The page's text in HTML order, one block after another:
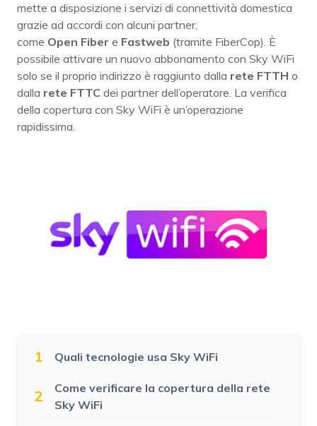
mette a disposizione i servizi di connettività domestica
grazie ad accordi con alcuni partner,
come Open Fiber e Fastweb (tramite FiberCop). È
possibile attivare un nuovo abbonamento con Sky WiFi
solo se il proprio indirizzo è raggiunto dalla rete FTTH o
dalla rete FTTC dei partner dell’operatore. La verifica
della copertura con Sky WiFi è un’operazione
rapidissima.
1 Quali tecnologie usa Sky WiFi
2
Come verificare la copertura della rete
Sky WiFi